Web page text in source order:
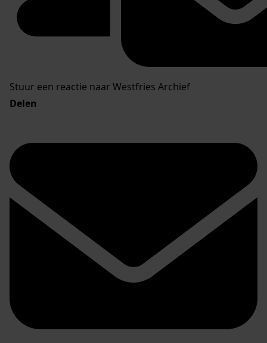
Stuur een reactie naar Westfries Archief
Delen